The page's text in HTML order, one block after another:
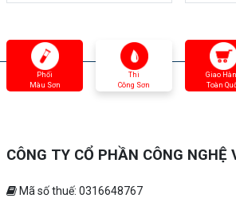
Phối
Màu Sơn
Thi
Công Sơn
Giao
Toàn
CÔNG TY CỔ PHẦN CÔNG NGHỆ
Mã số thuế: 0316648767